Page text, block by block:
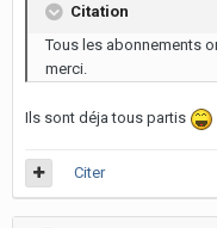
Citation
Tous les abonnements
merci.
Ils sont déja tous partis
Citer